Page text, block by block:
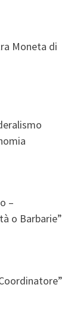
Moneta di
–
o Barbarie”